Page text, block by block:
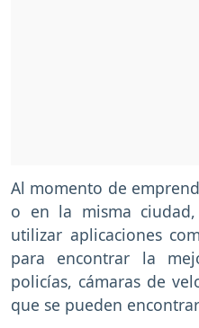
Al momento de
o en la misma
utilizar aplicaciones
para encontrar la
policías, cámaras de
que se pueden